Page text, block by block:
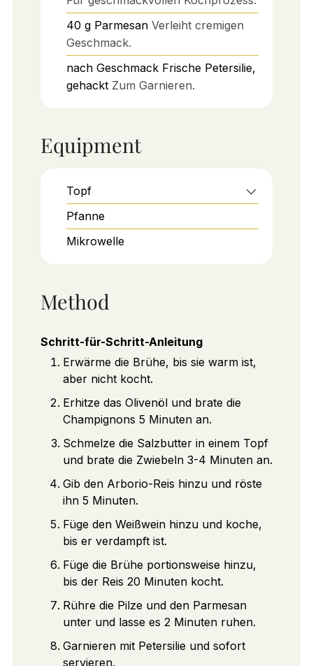
40 g Parmesan Verleiht cremigen
Geschmack.
nach Geschmack Frische Petersilie,
gehackt Zum Garnieren.
Equipment
Topf
Pfanne
Mikrowelle
Method
Schritt-für-Schritt-Anleitung
Erwärme die Brühe, bis sie warm ist,
aber nicht kocht.
Erhitze das Olivenöl und brate die
Champignons 5 Minuten an.
Schmelze die Salzbutter in einem Topf
und brate die Zwiebeln 3-4 Minuten an.
Gib den Arborio-Reis hinzu und röste
ihn 5 Minuten.
Füge den Weißwein hinzu und koche,
bis er verdampft ist.
Füge die Brühe portionsweise hinzu,
bis der Reis 20 Minuten kocht.
Rühre die Pilze und den Parmesan
unter und lasse es 2 Minuten ruhen.
Garnieren mit Petersilie und sofort
servieren.